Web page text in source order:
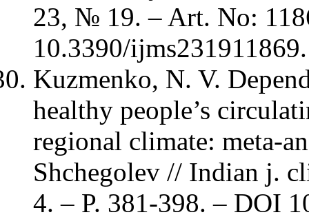
23, № 19. – Art. No:
10.3390/ijms231911869.
Kuzmenko, N. V.
healthy people’s
regional climate: meta-
Shchegolev // Indian j.
4. – P. 381-398. – DOI